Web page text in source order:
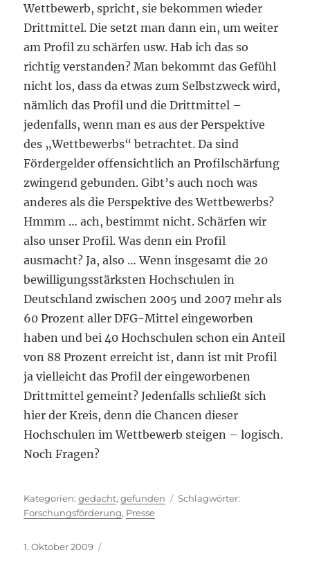
Wettbewerb, spricht, sie bekommen wieder
Drittmittel. Die setzt man dann ein, um weiter
am Profil zu schärfen usw. Hab ich das so
richtig verstanden? Man bekommt das Gefühl
nicht los, dass da etwas zum Selbstzweck wird,
nämlich das Profil und die Drittmittel –
jedenfalls, wenn man es aus der Perspektive
des „Wettbewerbs“ betrachtet. Da sind
Fördergelder offensichtlich an Profilschärfung
zwingend gebunden. Gibt’s auch noch was
anderes als die Perspektive des Wettbewerbs?
Hmmm … ach, bestimmt nicht. Schärfen wir
also unser Profil. Was denn ein Profil
ausmacht? Ja, also … Wenn insgesamt die 20
bewilligungsstärksten Hochschulen in
Deutschland zwischen 2005 und 2007 mehr als
60 Prozent aller DFG-Mittel eingeworben
haben und bei 40 Hochschulen schon ein Anteil
von 88 Prozent erreicht ist, dann ist mit Profil
ja vielleicht das Profil der eingeworbenen
Drittmittel gemeint? Jedenfalls schließt sich
hier der Kreis, denn die Chancen dieser
Hochschulen im Wettbewerb steigen – logisch.
Noch Fragen?
Kategorien
gedacht,gefunden
Forschungsförderung, Presse
Veröffentlicht
1. Oktober 2009